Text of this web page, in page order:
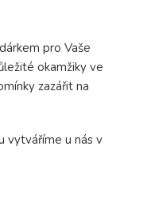
pro Vaše
okamžiky ve
zazářit na
vytváříme u nás v